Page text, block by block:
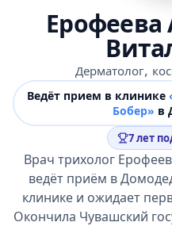
Ерофеева
Дерматолог,
Ведёт прием в клинике
Бобер» в
7 лет
Врач трихолог
ведёт приём в
клинике и ожидает
Окончила Чувашский